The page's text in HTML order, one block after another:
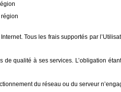
Tous les frais supportés par
qualité à ses services. L’obligation
du réseau ou du serveur